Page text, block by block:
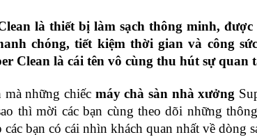
là thiết bị làm sạch thông minh,
chóng, tiết kiệm thời gian và công
Clean là cái tên vô cùng thu hút sự
những chiếc máy chà sàn nhà xưởng
thì mời các bạn cùng theo dõi những
bạn có cái nhìn khách quan nhất về dòng